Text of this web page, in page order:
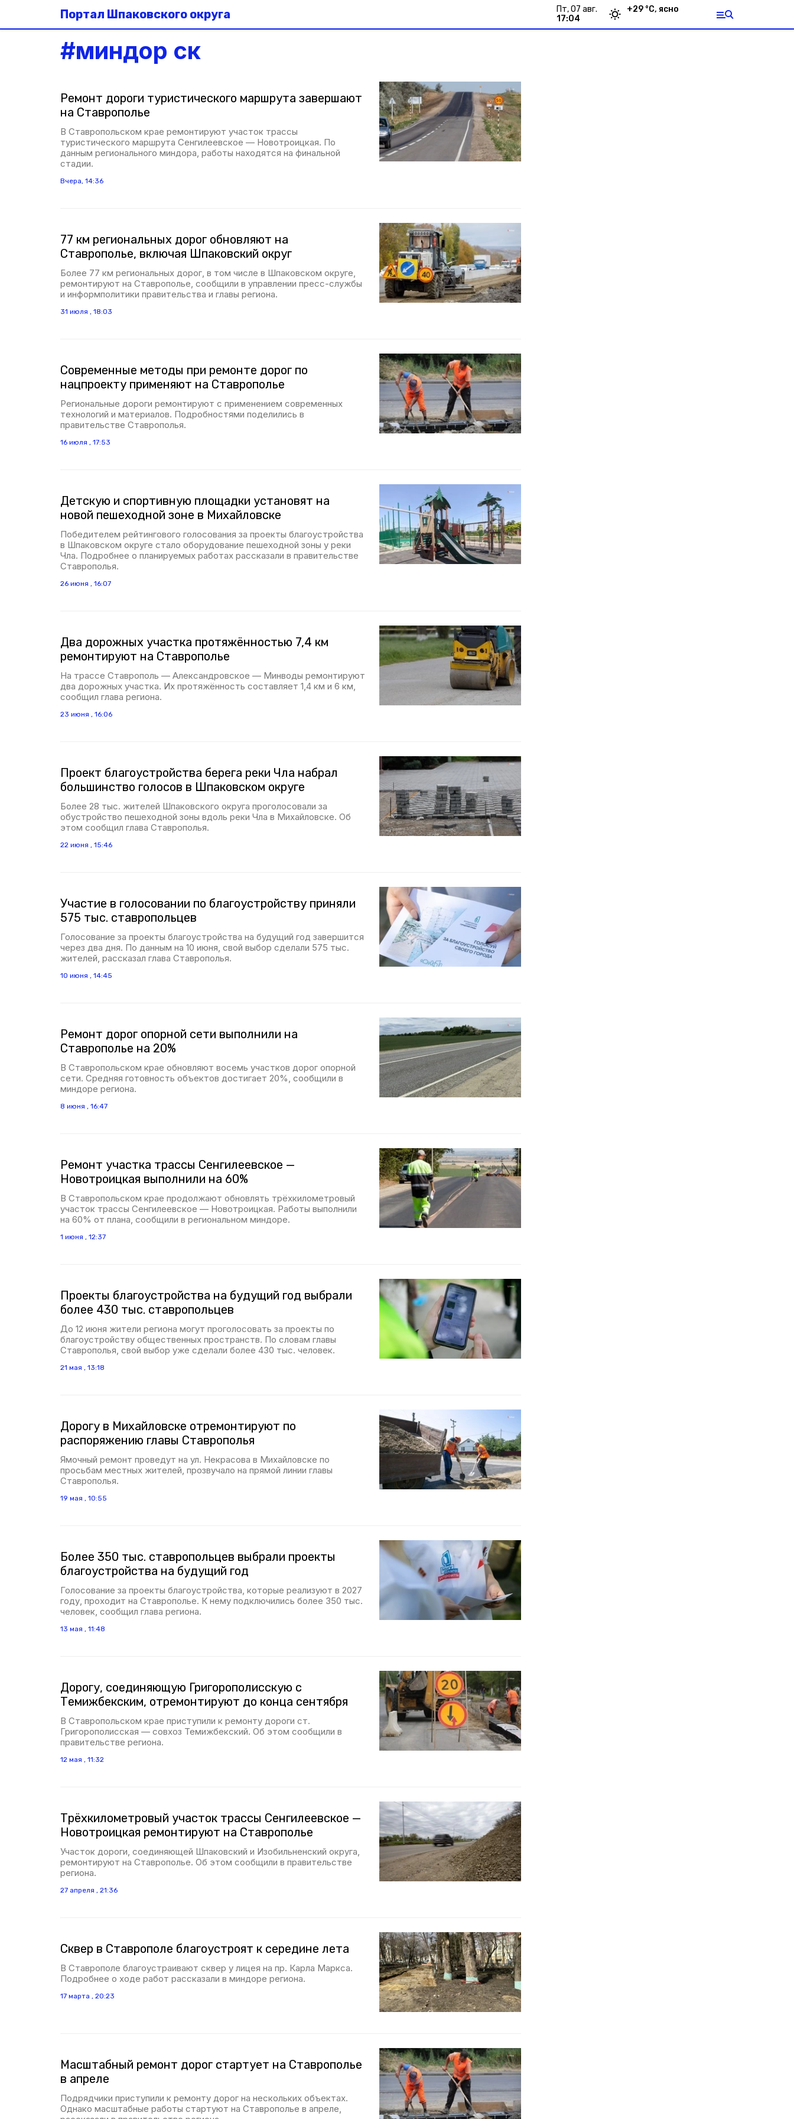
Портал Шпаковского округа
пт, 07 авг.
17:04
+29 °С, ясно
#миндор ск
Ремонт дороги туристического маршрута завершают
на Ставрополье
В Ставропольском крае ремонтируют участок трассы
туристического маршрута Сенгилеевское — Новотроицкая. По
данным регионального миндора, работы находятся на финальной
стадии.
Вчера, 14:36
77 км региональных дорог обновляют на
Ставрополье, включая Шпаковский округ
Более 77 км региональных дорог, в том числе в Шпаковском округе,
ремонтируют на Ставрополье, сообщили в управлении пресс-службы
и информполитики правительства и главы региона.
31 июля , 18:03
Современные методы при ремонте дорог по
нацпроекту применяют на Ставрополье
Региональные дороги ремонтируют с применением современных
технологий и материалов. Подробностями поделились в
правительстве Ставрополья.
16 июля , 17:53
Детскую и спортивную площадки установят на
новой пешеходной зоне в Михайловске
Победителем рейтингового голосования за проекты благоустройства
в Шпаковском округе стало оборудование пешеходной зоны у реки
Чла. Подробнее о планируемых работах рассказали в правительстве
Ставрополья.
26 июня , 16:07
Два дорожных участка протяжённостью 7,4 км
ремонтируют на Ставрополье
На трассе Ставрополь — Александровское — Минводы ремонтируют
два дорожных участка. Их протяжённость составляет 1,4 км и 6 км,
сообщил глава региона.
23 июня , 16:06
Проект благоустройства берега реки Чла набрал
большинство голосов в Шпаковском округе
Более 28 тыс. жителей Шпаковского округа проголосовали за
обустройство пешеходной зоны вдоль реки Чла в Михайловске. Об
этом сообщил глава Ставрополья.
22 июня , 15:46
Участие в голосовании по благоустройству приняли
575 тыс. ставропольцев
Голосование за проекты благоустройства на будущий год завершится
через два дня. По данным на 10 июня, свой выбор сделали 575 тыс.
жителей, рассказал глава Ставрополья.
10 июня , 14:45
Ремонт дорог опорной сети выполнили на
Ставрополье на 20%
В Ставропольском крае обновляют восемь участков дорог опорной
сети. Средняя готовность объектов достигает 20%, сообщили в
миндоре региона.
8 июня , 16:47
Ремонт участка трассы Сенгилеевское —
Новотроицкая выполнили на 60%
В Ставропольском крае продолжают обновлять трёхкилометровый
участок трассы Сенгилеевское — Новотроицкая. Работы выполнили
на 60% от плана, сообщили в региональном миндоре.
1 июня , 12:37
Проекты благоустройства на будущий год выбрали
более 430 тыс. ставропольцев
До 12 июня жители региона могут проголосовать за проекты по
благоустройству общественных пространств. По словам главы
Ставрополья, свой выбор уже сделали более 430 тыс. человек.
21 мая , 13:18
Дорогу в Михайловске отремонтируют по
распоряжению главы Ставрополья
Ямочный ремонт проведут на ул. Некрасова в Михайловске по
просьбам местных жителей, прозвучало на прямой линии главы
Ставрополья.
19 мая , 10:55
Более 350 тыс. ставропольцев выбрали проекты
благоустройства на будущий год
Голосование за проекты благоустройства, которые реализуют в 2027
году, проходит на Ставрополье. К нему подключились более 350 тыс.
человек, сообщил глава региона.
13 мая , 11:48
Дорогу, соединяющую Григорополисскую с
Темижбекским, отремонтируют до конца сентября
В Ставропольском крае приступили к ремонту дороги ст.
Григорополисская — совхоз Темижбекский. Об этом сообщили в
правительстве региона.
12 мая , 11:32
Трёхкилометровый участок трассы Сенгилеевское —
Новотроицкая ремонтируют на Ставрополье
Участок дороги, соединяющей Шпаковский и Изобильненский округа,
ремонтируют на Ставрополье. Об этом сообщили в правительстве
региона.
27 апреля , 21:36
Сквер в Ставрополе благоустроят к середине лета
В Ставрополе благоустраивают сквер у лицея на пр. Карла Маркса.
Подробнее о ходе работ рассказали в миндоре региона.
17 марта , 20:23
Масштабный ремонт дорог стартует на Ставрополье
в апреле
Подрядчики приступили к ремонту дорог на нескольких объектах.
Однако масштабные работы стартуют на Ставрополье в апреле,